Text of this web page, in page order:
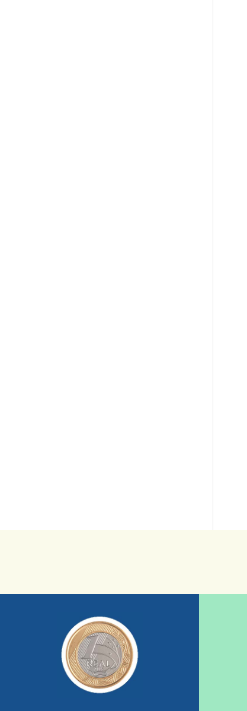
nossos relatórios mensais por e-mail
mostrando tudo o que fizemos com a
sua ajuda somada a de outras pessoas.
saiba mais